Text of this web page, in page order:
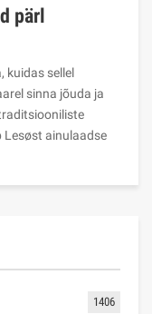
pärl
kuidas sellel
sinna jõuda ja
Lesøst ainulaadse
1406